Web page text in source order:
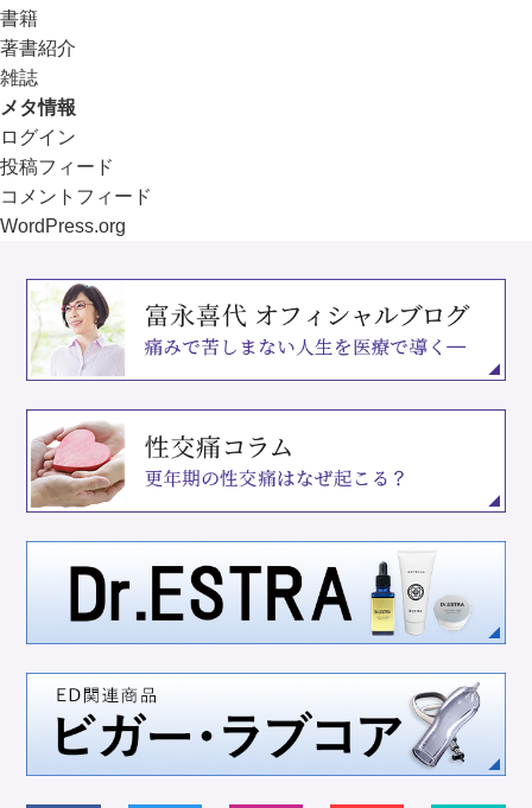
書籍
著書紹介
雑誌
メタ情報
ログイン
投稿フィード
コメントフィード
WordPress.org